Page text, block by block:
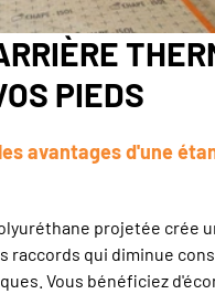
PIEDS
avantages d'une
projetée crée
raccords qui diminue
Vous bénéficiez d'